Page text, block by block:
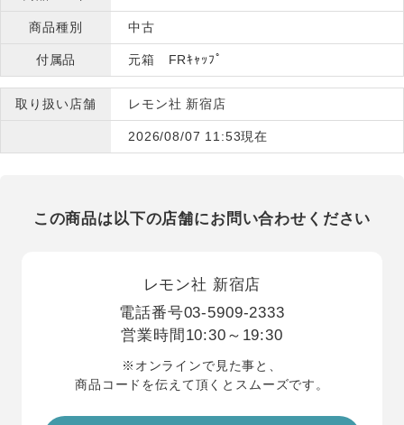
商品種別 中古
付属品 元箱 FRｷｬｯﾌﾟ
取り扱い店舗 レモン社 新宿店
2026/08/07 11:53現在
この商品は以下の店舗にお問い合わせください
レモン社 新宿店
電話番号03-5909-2333
営業時間 10:30～19:30
※オンラインで見た事と、
商品コードを伝えて頂くとスムーズです。